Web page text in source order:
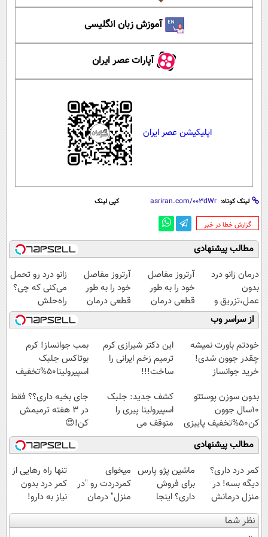
آموزش زبان انگلیسی
آپارات عصر ایران
اپلیکیشن عصر ایران
لینک کوتاه: کپی لینک
‌گزارش خطا در خبر
مطالب پیشنهادی
درمان زانو درد
بدون
عمل،تزریق و
دارو
(◂پرسش‌نامه)
آرتروز مفاصل
خود را به طور
قطعی درمان
کنید!
◂پرسش‌نامه▸
آرتروز مفاصل
خود را به طور
قطعی درمان
کنید!
◗پرسش‌نامه◖
زانو درد رو تحمل
می‌کنی که چی؟
راه‌حلش
همین‌جاست!
از سراسر وب
خودتم باورت نمیشه
چقدر جوون شدی!
خرید جوانساز
ویژه
این دکتر شیرازی کرم
ترمیم زخم ایرانی را
ساخت!!!
بمب جوانساز! کرم
بوتاکس جلبک
اسپیرولینا50%تخفیف
بدون سوزن پوستتو
10سال جوون
کن50%تخفیف پاییزی
کشف جدید: جلبک
اسپیرولینا پیری را
متوقف می
کند50%تخفیف
جای بخیه داری؟؟ فقط
در 3 هفته ترمیمش
کن!😍
مطالب پیشنهادی
کمر درد داری؟
دیگه بسه! در
منزل درمانش
کن
(◀پرسش‌نامه)
ماشین پژو پارس
برای فروش
داری؟ اینجا
سریع بفروشش
میخوای
کمردردت رو "در
منزل" درمان
کنی؟ (◂فیلم +
◂پرسش‌نامه)
تنها راه رهایی از
کمر درد بدون
نیاز به دارو!
(◂پرسش‌نامه)
نظر شما